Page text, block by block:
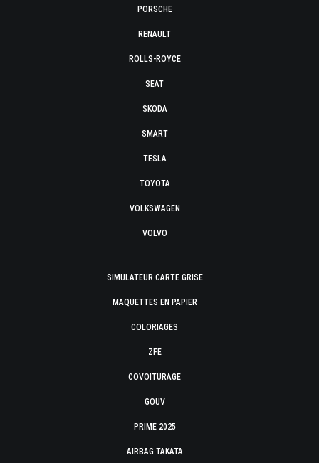
PORSCHE
RENAULT
ROLLS-ROYCE
SEAT
SKODA
SMART
TESLA
TOYOTA
VOLKSWAGEN
VOLVO
SIMULATEUR CARTE GRISE
MAQUETTES EN PAPIER
COLORIAGES
ZFE
COVOITURAGE
GOUV
PRIME 2025
AIRBAG TAKATA